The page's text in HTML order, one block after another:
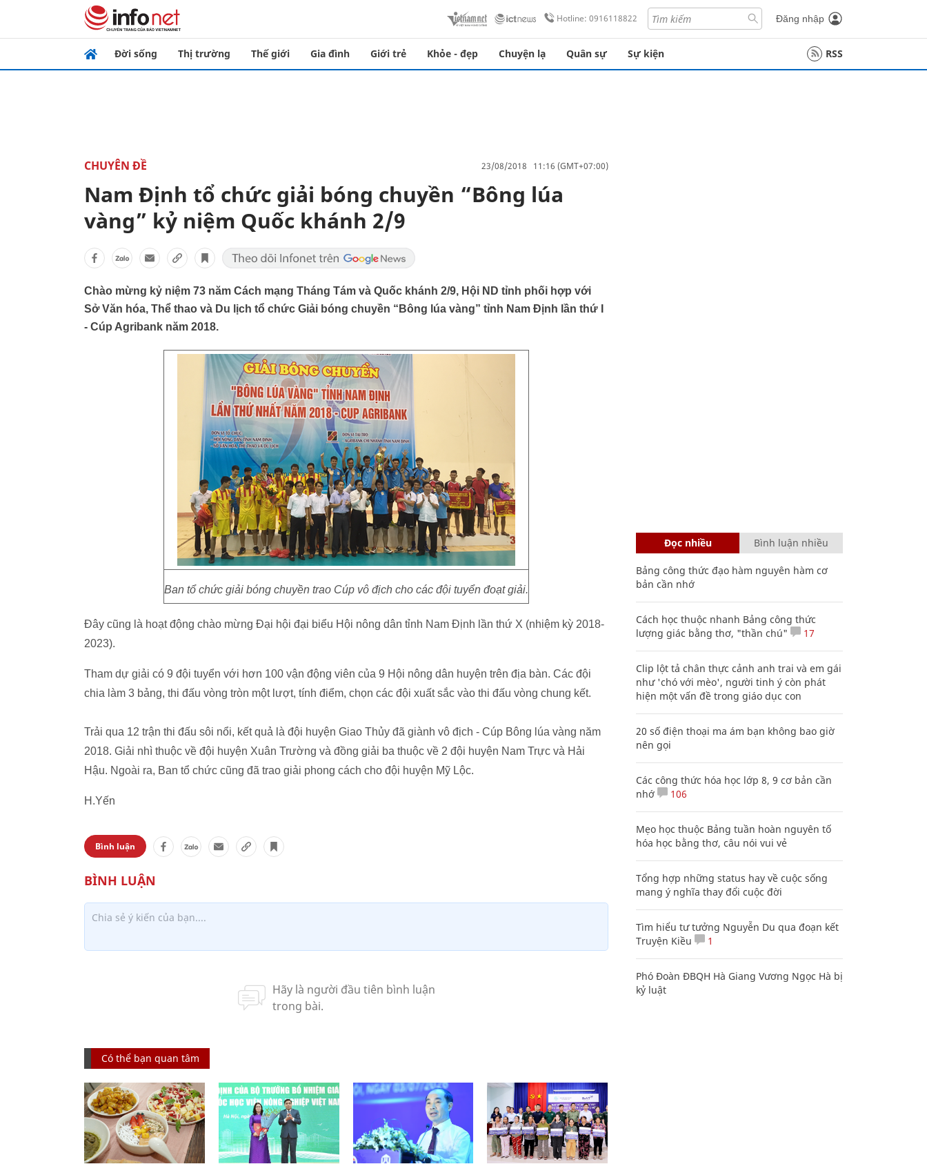
Hotline: 0916118822 Đăng nhập
Đời sống Thị trường Thế giới Gia đình Giới trẻ Khỏe - đẹp Chuyện lạ Quân sự Sự kiện RSS
CHUYÊN ĐỀ 23/08/2018 11:16 (GMT+07:00)
Nam Định tổ chức giải bóng chuyền “Bông lúa
vàng” kỷ niệm Quốc khánh 2/9
Chào mừng kỷ niệm 73 năm Cách mạng Tháng Tám và Quốc khánh 2/9, Hội ND tỉnh phối hợp với
Sở Văn hóa, Thể thao và Du lịch tổ chức Giải bóng chuyền “Bông lúa vàng” tỉnh Nam Định lần thứ I
- Cúp Agribank năm 2018.
Ban tổ chức giải bóng chuyền trao Cúp vô địch cho các đội tuyển đoạt giải.
Đây cũng là hoạt động chào mừng Đại hội đại biểu Hội nông dân tỉnh Nam Định lần thứ X (nhiệm kỳ 2018-
2023).
Tham dự giải có 9 đội tuyển với hơn 100 vận động viên của 9 Hội nông dân huyện trên địa bàn. Các đội
chia làm 3 bảng, thi đấu vòng tròn một lượt, tính điểm, chọn các đội xuất sắc vào thi đấu vòng chung kết.
Trải qua 12 trận thi đấu sôi nổi, kết quả là đội huyện Giao Thủy đã giành vô địch - Cúp Bông lúa vàng năm
2018. Giải nhì thuộc về đội huyện Xuân Trường và đồng giải ba thuộc về 2 đội huyện Nam Trực và Hải
Hậu. Ngoài ra, Ban tổ chức cũng đã trao giải phong cách cho đội huyện Mỹ Lộc.
H.Yến
Bình luận
Có thể bạn quan tâm
Đọc nhiều Bình luận nhiều
Bảng công thức đạo hàm nguyên hàm cơ
bản cần nhớ
Cách học thuộc nhanh Bảng công thức
lượng giác bằng thơ, "thần chú"
17
Clip lột tả chân thực cảnh anh trai và em gái
như 'chó với mèo', người tinh ý còn phát
hiện một vấn đề trong giáo dục con
20 số điện thoại ma ám bạn không bao giờ
nên gọi
Các công thức hóa học lớp 8, 9 cơ bản cần
nhớ
106
Mẹo học thuộc Bảng tuần hoàn nguyên tố
hóa học bằng thơ, câu nói vui vẻ
Tổng hợp những status hay về cuộc sống
mang ý nghĩa thay đổi cuộc đời
Tìm hiểu tư tưởng Nguyễn Du qua đoạn kết
Truyện Kiều
1
Phó Đoàn ĐBQH Hà Giang Vương Ngọc Hà bị
kỷ luật